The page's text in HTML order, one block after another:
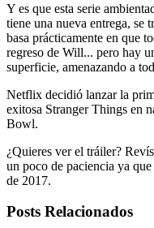
Y es que esta serie
tiene una nueva entrega, se
basa prácticamente en que
regreso de Will... pero hay
superficie, amenazando a
Netflix decidió lanzar la
exitosa Stranger Things en
Bowl.
¿Quieres ver el tráiler?
un poco de paciencia ya
de 2017.
Posts Relacionados